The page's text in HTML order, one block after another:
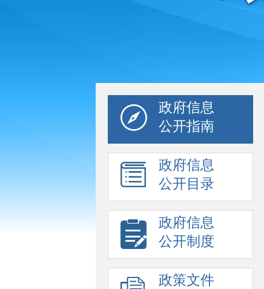
政府信息
公开指南
政府信息
公开目录
政府信息
公开制度
政策文件